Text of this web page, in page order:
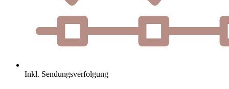
Inkl. Sendungsverfolgung